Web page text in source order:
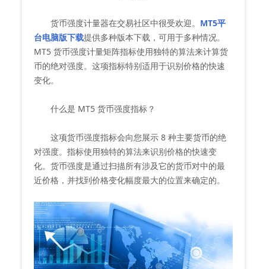
货币强度计量器在交易社区中很受欢迎。 MT5平
台电脑版下载提供多种版本下载，可用于多种情况。
MT5 货币强度计量矩阵指标使用独特的算法来计算货
币的绝对强度。这项指标特别适用于识别价格的快速
变化。
什么是 MT5 货币强度指标？
这项货币强度指标会向您展示 8 种主要货币的绝
对强度。指标使用独特的算法来识别价格的快速变
化。货币强度是通过扫描所有涉及它的货币对中的最
近价格，并找到价格变化幅度最大的位置来确定的。